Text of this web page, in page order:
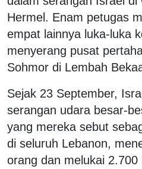
Hermel. Enam petugas
empat lainnya luka-luka
menyerang pusat
Sohmor di Lembah
Sejak 23 September,
serangan udara besar-
yang mereka sebut
di seluruh Lebanon,
orang dan melukai